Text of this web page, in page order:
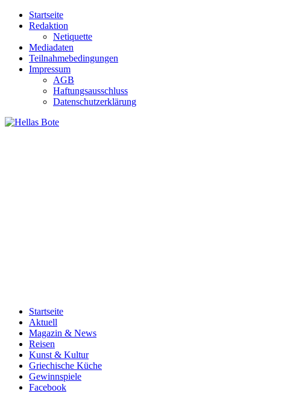
Zum
Inhalt
Startseite
Redaktion
Netiquette
Mediadaten
Teilnahmebedingungen
Impressum
AGB
Haftungsausschluss
Datenschutzerklärung
Startseite
Aktuell
Magazin & News
Reisen
Kunst & Kultur
Griechische Küche
Gewinnspiele
Facebook